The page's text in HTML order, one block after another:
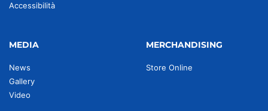
Accessibilità
MEDIA
News
Gallery
Video
MERCHANDISING
Store Online